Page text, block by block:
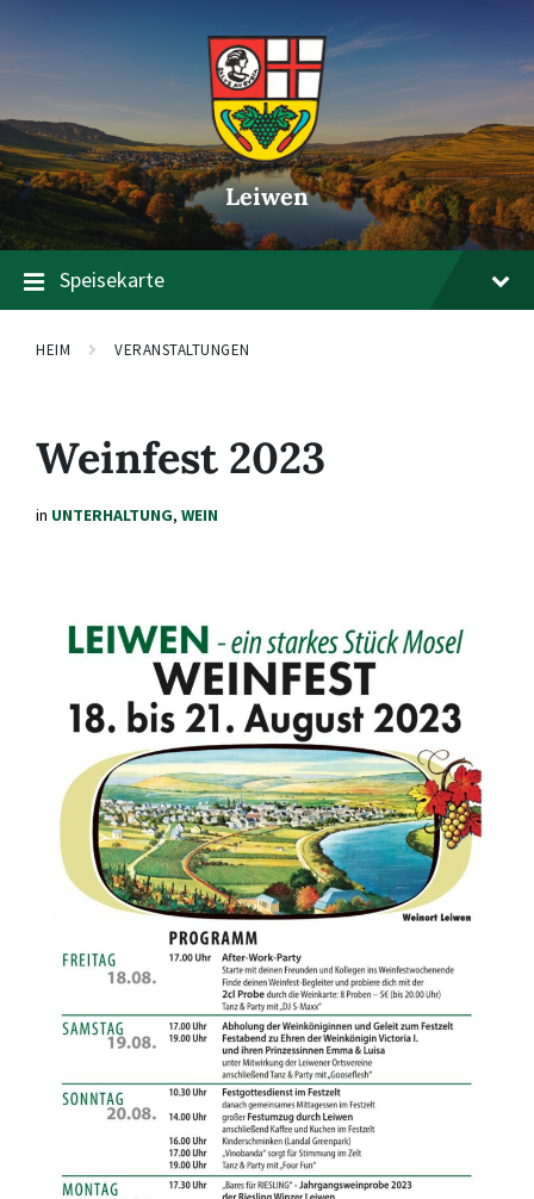
springen
springen
springen
Leiwen
Speisekarte
HEIM VERANSTALTUNGEN
Weinfest 2023
in UNTERHALTUNG, WEIN